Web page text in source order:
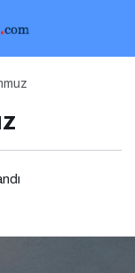
(29 Haziran – 5